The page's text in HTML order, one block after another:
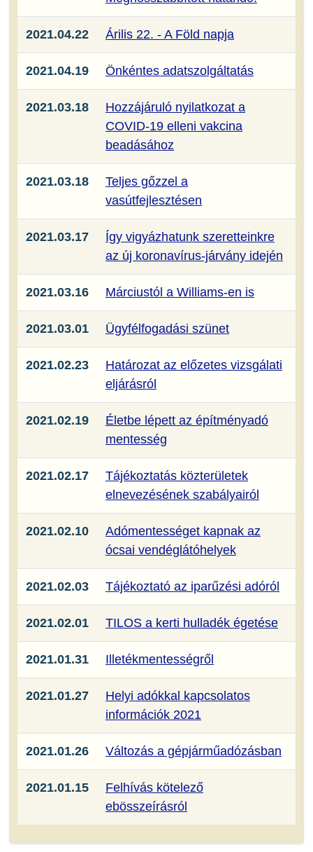
2021.04.22 Árilis 22. - A Föld napja
2021.04.19 Önkéntes adatszolgáltatás
2021.03.18
Hozzájáruló nyilatkozat a
COVID-19 elleni vakcina
beadásához
2021.03.18
Teljes gőzzel a
vasútfejlesztésen
2021.03.17
Így vigyázhatunk szeretteinkre
az új koronavírus-járvány idején
2021.03.16 Márciustól a Williams-en is
2021.03.01 Ügyfélfogadási szünet
2021.02.23
Határozat az előzetes vizsgálati
eljárásról
2021.02.19
Életbe lépett az építményadó
mentesség
2021.02.17
Tájékoztatás közterületek
elnevezésének szabályairól
2021.02.10
Adómentességet kapnak az
ócsai vendéglátóhelyek
2021.02.03 Tájékoztató az iparűzési adóról
2021.02.01 TILOS a kerti hulladék égetése
2021.01.31 Illetékmentességről
2021.01.27
Helyi adókkal kapcsolatos
információk 2021
2021.01.26 Változás a gépjárműadózásban
2021.01.15
Felhívás kötelező
ebösszeírásról